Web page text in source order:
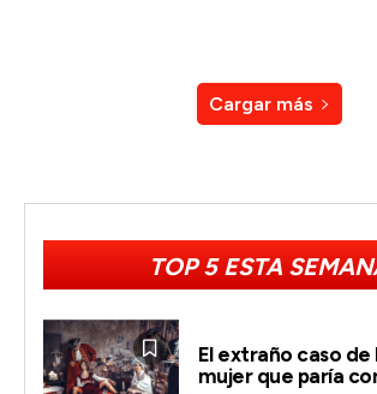
Cargar más
TOP 5 ESTA
El extraño caso
mujer que paría